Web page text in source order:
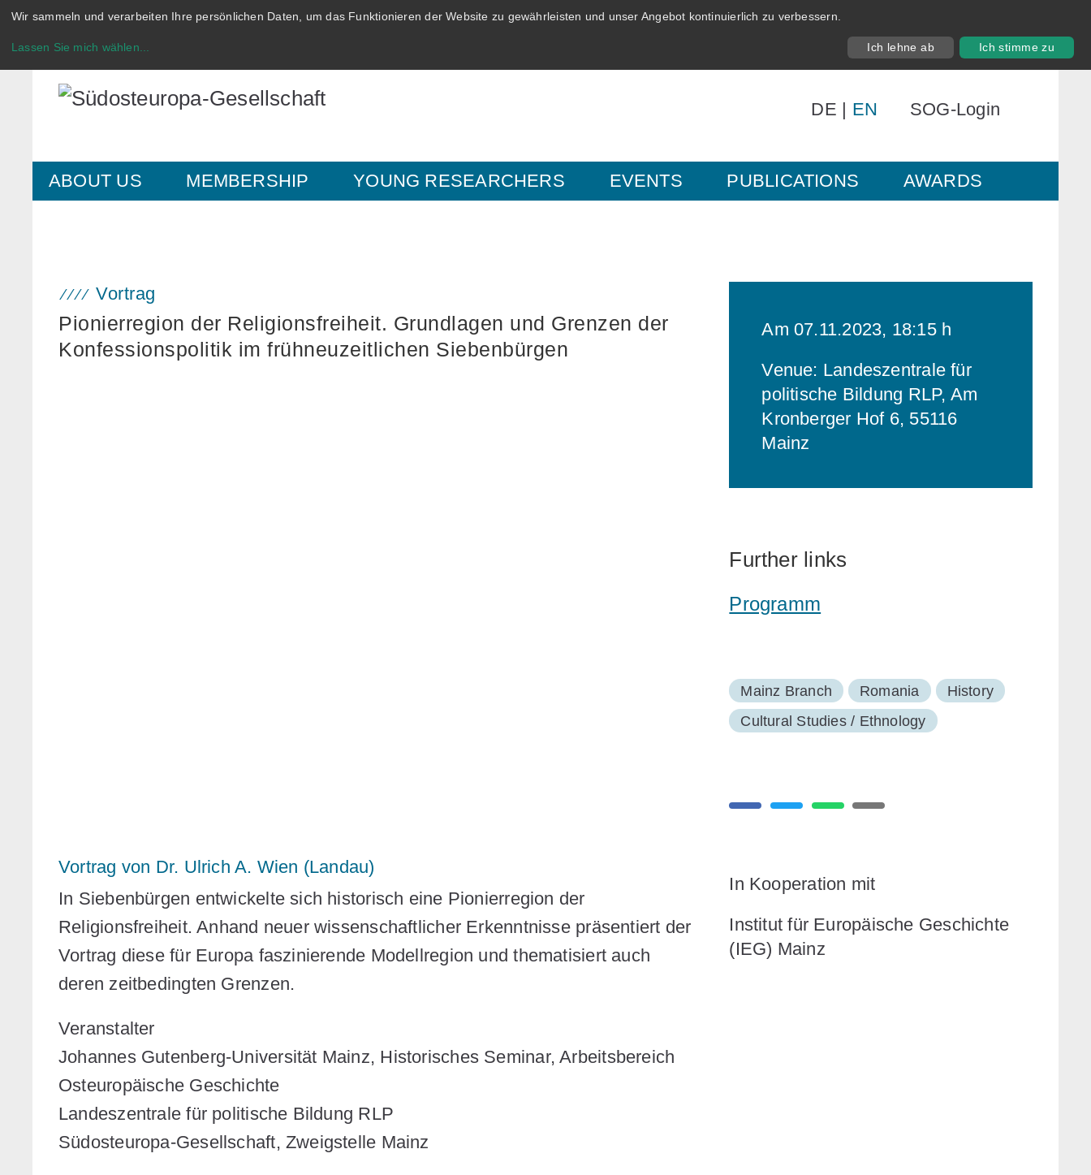
Wir sammeln und verarbeiten Ihre persönlichen Daten, um das Funktionieren der Website zu gewährleisten und unser Angebot kontinuierlich zu verbessern.
Lassen Sie mich wählen... Ich lehne ab Ich stimme zu
DE | EN SOG-Login
ABOUT US MEMBERSHIP YOUNG RESEARCHERS EVENTS PUBLICATIONS AWARDS
Vortrag
Pionierregion der Religionsfreiheit. Grundlagen und Grenzen der
Konfessionspolitik im frühneuzeitlichen Siebenbürgen
Vortrag von Dr. Ulrich A. Wien (Landau)
In Siebenbürgen entwickelte sich historisch eine Pionierregion der
Religionsfreiheit. Anhand neuer wissenschaftlicher Erkenntnisse präsentiert der
Vortrag diese für Europa faszinierende Modellregion und thematisiert auch
deren zeitbedingten Grenzen.
Veranstalter
Johannes Gutenberg-Universität Mainz, Historisches Seminar, Arbeitsbereich
Osteuropäische Geschichte
Landeszentrale für politische Bildung RLP
Südosteuropa-Gesellschaft, Zweigstelle Mainz
Am 07.11.2023, 18:15 h
Venue: Landeszentrale für
politische Bildung RLP, Am
Kronberger Hof 6, 55116
Mainz
Further links
Programm
Mainz Branch Romania
History
Cultural Studies / Ethnology
In Kooperation mit
Institut für Europäische Geschichte
(IEG) Mainz